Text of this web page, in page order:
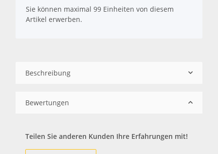
Sie können maximal 99 Einheiten von diesem
Artikel erwerben.
Beschreibung
Bewertungen
Teilen Sie anderen Kunden Ihre Erfahrungen mit!